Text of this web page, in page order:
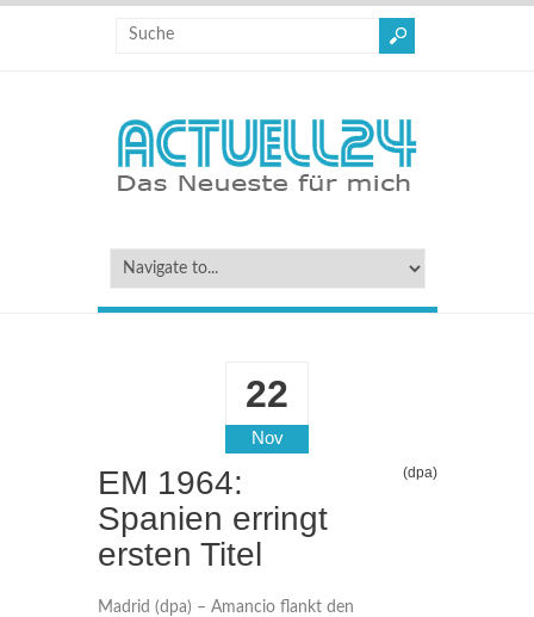
22
Nov
EM 1964:
Spanien erringt
ersten Titel
(dpa)
Madrid (dpa) – Amancio flankt den